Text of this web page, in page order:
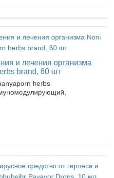
и лечения организма
brand, 60 шт
herbs